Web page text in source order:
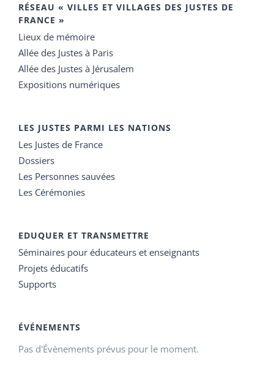
RÉSEAU « VILLES ET VILLAGES DES JUSTES DE
FRANCE »
Lieux de mémoire
Allée des Justes à Paris
Allée des Justes à Jérusalem
Expositions numériques
LES JUSTES PARMI LES NATIONS
Les Justes de France
Dossiers
Les Personnes sauvées
Les Cérémonies
EDUQUER ET TRANSMETTRE
Séminaires pour éducateurs et enseignants
Projets éducatifs
Supports
ÉVÉNEMENTS
Pas d'Évènements prévus pour le moment.